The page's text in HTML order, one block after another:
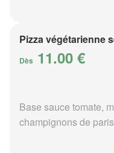
Pizza végétarienne
Dès 11.00 €
Base sauce tomate,
champignons de